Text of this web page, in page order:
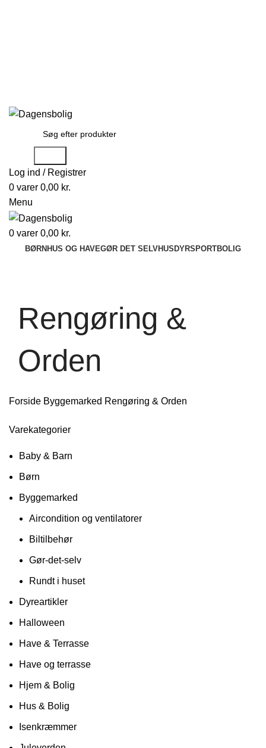
Log ind / Registrer
0 varer 0,00 kr.
Menu
0 varer 0,00 kr.
BØRNHUS OG HAVEGØR DET SELVHUSDYRSPORTBOLIG
Rengøring &
Orden
Forside Byggemarked Rengøring & Orden
Varekategorier
Baby & Barn
Børn
Byggemarked
Aircondition og ventilatorer
Biltilbehør
Gør-det-selv
Rundt i huset
Dyreartikler
Halloween
Have & Terrasse
Have og terrasse
Hjem & Bolig
Hus & Bolig
Isenkræmmer